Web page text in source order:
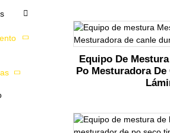
Equipo De
Po Mesturadora De